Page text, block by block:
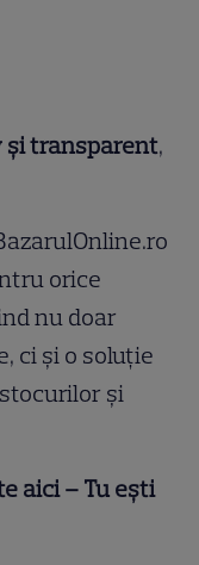
și transparent,
orice
nu doar
ci și o soluție
și
aici – Tu ești